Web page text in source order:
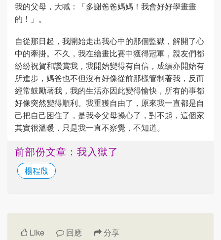
我的父母，大喊：「多謝爸爸媽媽！我會好好學畫畫
的！」。
自從那日起，我開始走出我心中的那個監獄，解開了心
中的牽掛。不久，我在繪畫比賽中獲得冠軍，親友們都
紛紛祝賀和讚賞我，我開始變得有自信，成績亦開始有
所進步，媽爸也不但沒有好像從前那樣管制著我，反而
經常鼓勵著我，我的生活亦因此變得愉快，所有的事都
好像突然變得順利。我重獲自由了，原來我一直都是自
己把自己困住了，是我令父母操心了，對不起，這個家
其實很溫暖，只是我一直不察覺，不知道。
前部份文章：我入獄了
楊程殷
Like 回應 分享